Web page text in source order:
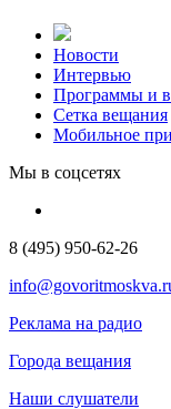
Новости
Интервью
Программы и
Сетка вещания
Мобильное
Мы в соцсетях
8 (495) 950-62-26
Реклама на радио
Города вещания
Наши слушатели